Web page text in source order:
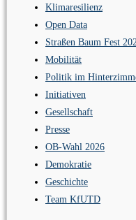
Klimaresilienz
Open Data
Straßen Baum Fest
Mobilität
Politik im
Initiativen
Gesellschaft
Presse
OB-Wahl 2026
Demokratie
Geschichte
Team KfUTD